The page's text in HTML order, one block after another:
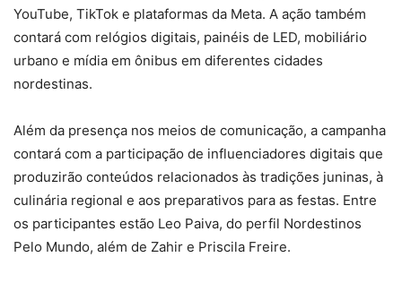
YouTube, TikTok e plataformas da Meta. A ação também
contará com relógios digitais, painéis de LED, mobiliário
urbano e mídia em ônibus em diferentes cidades
nordestinas.
Além da presença nos meios de comunicação, a campanha
contará com a participação de influenciadores digitais que
produzirão conteúdos relacionados às tradições juninas, à
culinária regional e aos preparativos para as festas. Entre
os participantes estão Leo Paiva, do perfil Nordestinos
Pelo Mundo, além de Zahir e Priscila Freire.